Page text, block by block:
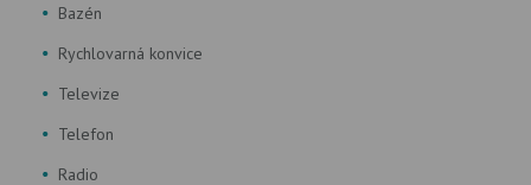
Bazén
Rychlovarná konvice
Televize
Telefon
Radio